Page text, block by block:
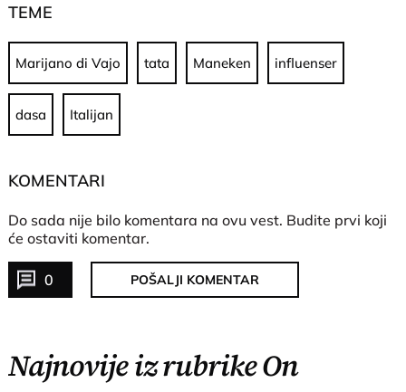
TEME
Marijano di Vajo tata Maneken influenser
dasa Italijan
KOMENTARI
Do sada nije bilo komentara na ovu vest. Budite prvi koji
će ostaviti komentar.
0 POŠALJI KOMENTAR
Najnovije iz rubrike On